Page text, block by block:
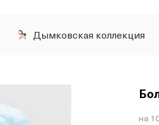
Дымковская коллекция
на